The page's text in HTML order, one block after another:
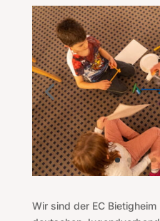
Wir sind der EC